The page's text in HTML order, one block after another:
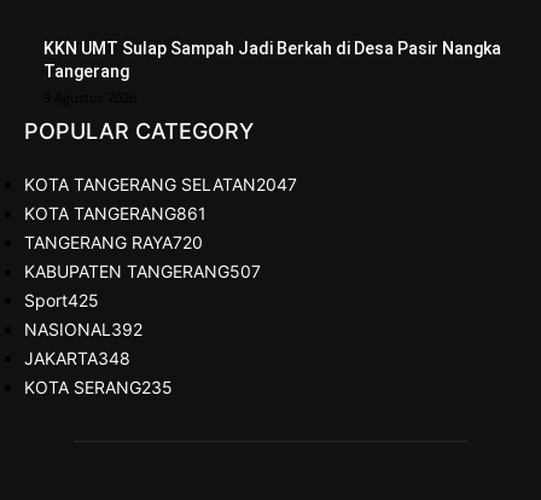
KKN UMT Sulap Sampah Jadi Berkah di Desa Pasir Nangka
Tangerang
POPULAR CATEGORY
KOTA TANGERANG SELATAN2047
KOTA TANGERANG861
TANGERANG RAYA720
KABUPATEN TANGERANG507
Sport425
NASIONAL 392
JAKARTA348
KOTA SERANG235